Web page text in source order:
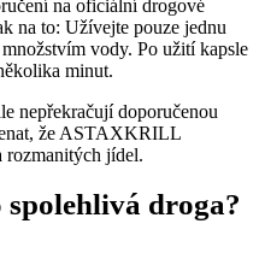
na oficiální drogové
na to: Užívejte pouze jednu
vody. Po užití kapsle
minut.
nepřekračují doporučenou
že ASTAXKRILL
rozmanitých jídel.
droga?